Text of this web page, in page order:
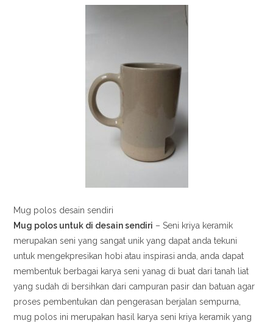
Mug polos desain sendiri
Mug polos untuk di desain sendiri – Seni kriya keramik
merupakan seni yang sangat unik yang dapat anda tekuni
untuk mengekpresikan hobi atau inspirasi anda, anda dapat
membentuk berbagai karya seni yanag di buat dari tanah liat
yang sudah di bersihkan dari campuran pasir dan batuan agar
proses pembentukan dan pengerasan berjalan sempurna,
mug polos ini merupakan hasil karya seni kriya keramik yang